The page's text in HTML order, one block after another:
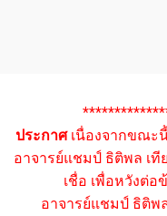
ประกาศเนื่องจากขณะ
อาจารย์แชมป์ ธิติพล เ
เชื่อ เพื่อหวังต่
อาจารย์แชมป์ ธิติพ